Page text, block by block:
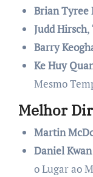
Brian Tyree
Judd Hirsch,
Barry
Ke Huy
Mesmo
Melhor
Martin
Daniel
o Lugar ao